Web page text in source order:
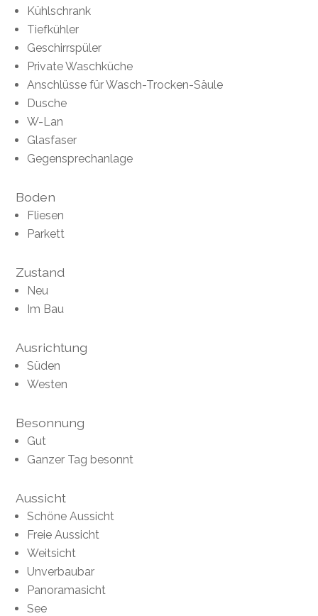
Kühlschrank
Tiefkühler
Geschirrspüler
Private Waschküche
Anschlüsse für Wasch-Trocken-Säule
Dusche
W-Lan
Glasfaser
Gegensprechanlage
Boden
Fliesen
Parkett
Zustand
Neu
Im Bau
Ausrichtung
Süden
Westen
Besonnung
Gut
Ganzer Tag besonnt
Aussicht
Schöne Aussicht
Freie Aussicht
Weitsicht
Unverbaubar
Panoramasicht
See